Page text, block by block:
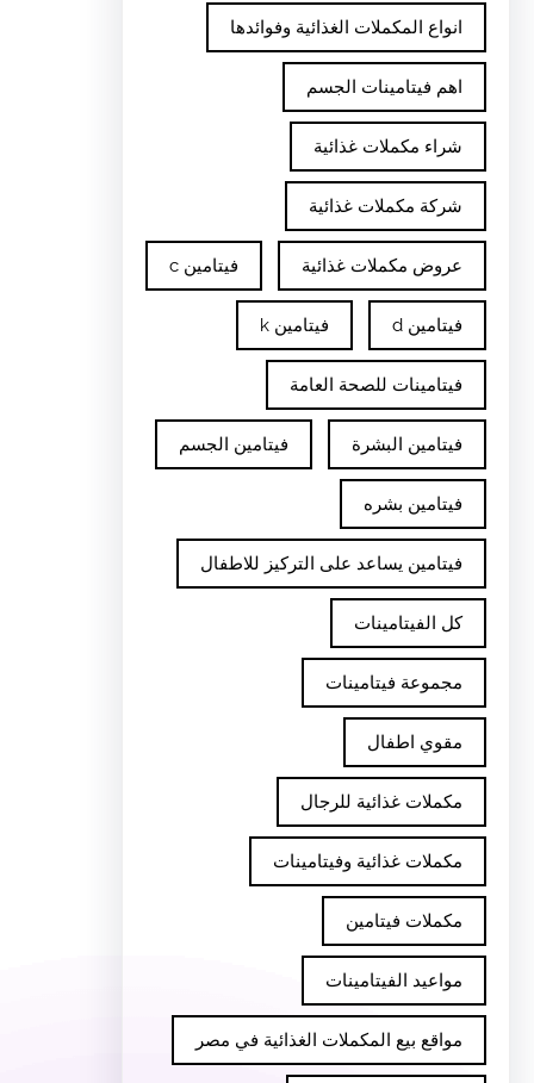
انواع المكملات الغذائية وفوائدها
اهم فيتامينات الجسم
شراء مكملات غذائية
شركة مكملات غذائية
عروض مكملات غذائية فيتامين c
فيتامين d فيتامين k
فيتامينات للصحة العامة
فيتامين البشرة فيتامين الجسم
فيتامين بشره
فيتامين يساعد على التركيز للاطفال
كل الفيتامينات
مجموعة فيتامينات
مقوي اطفال
مكملات غذائية للرجال
مكملات غذائية وفيتامينات
مكملات فيتامين
مواعيد الفيتامينات
مواقع بيع المكملات الغذائية في مصر